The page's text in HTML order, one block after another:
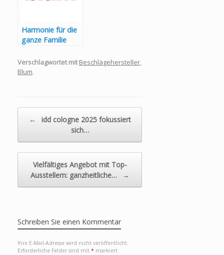
Harmonie für die
ganze Familie
Verschlagwortet mit Beschlägehersteller,
Blum.
←
idd cologne 2025 fokussiert
sich…
Vielfältiges Angebot mit Top-
Ausstellern: ganzheitliche…
→
Schreiben Sie einen Kommentar
Ihre E-Mail-Adresse wird nicht veröffentlicht.
Erforderliche Felder sind mit * markiert